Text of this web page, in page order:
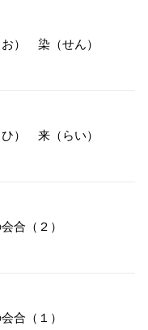
） 染（せん）
） 来（らい）
合（２）
合（１）